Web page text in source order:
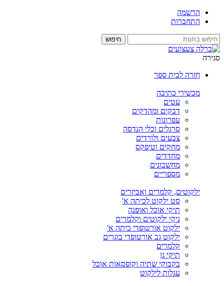
הרשמה
התחברות
סגירה
חזרה לבית ספר
מכשירי כתיבה
עטים
דבקים ומהדקים
עפרונות
סרגלים וכלי הנדסה
צבעים ולורדים
מחקים וטיפקס
מחדדים
מחשבונים
מספריים
ילקוטים, קלמרים ואביזרים
סט ילקוט לכיתה א'
תיקי אוכל ואופנה
ניקי ילקוטים וקלמרים
ילקוט אורטופדי כיתה א'
ילקוט גב אורטופדי בוגרים
קלמרים
תיקי גן
בקבוקי שתיה וקופסאות אוכל
עגלות לילקוט